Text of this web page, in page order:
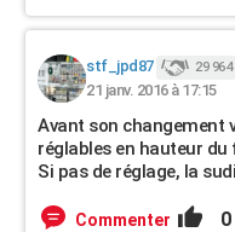
stf_jpd87 29 964
21 janv. 2016 à 17:15
Avant son changement
réglables en hauteur
Si pas de réglage, la
Commenter 0